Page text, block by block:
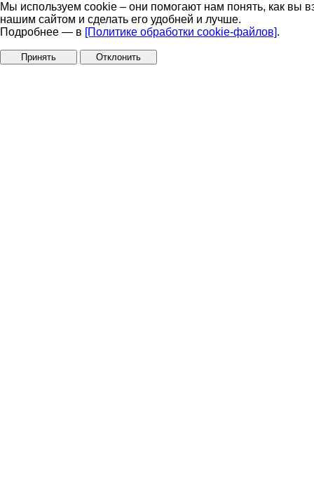
Мы используем cookie – они помогают нам понять, как вы
нашим сайтом и сделать его удобней и лучше.
Подробнее — в [Политике обработки cookie-файлов].
Принять Отклонить